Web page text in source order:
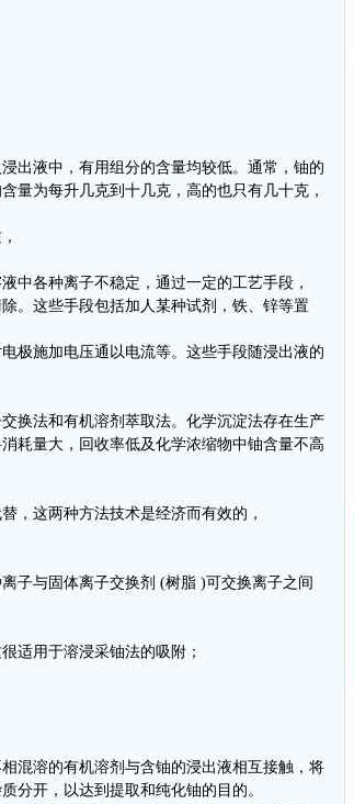
出液中，有用组分的含量均较低。通常，铀的
量为每升几克到十几克，高的也只有几十克，
中各种离子不稳定，通过一定的工艺手段，
。这些手段包括加人某种试剂，铁、锌等置
极施加电压通以电流等。这些手段随浸出液的
换法和有机溶剂萃取法。化学沉淀法存在生产
耗量大，回收率低及化学浓缩物中铀含量不高
，这两种方法技术是经济而有效的，
子与固体离子交换剂 (树脂 )可交换离子之间
适用于溶浸采铀法的吸附；
混溶的有机溶剂与含铀的浸出液相互接触，将
分开，以达到提取和纯化铀的目的。